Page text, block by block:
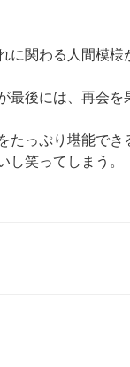
に関わる人間模様
最後には、再会を
たっぷり堪能でき
し笑ってしまう。